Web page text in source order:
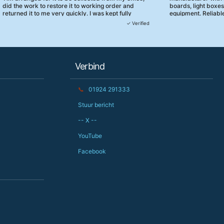
did the work to restore it to working order and
returned it to me very quickly. I was kept fully
informed and they turned up when they said they
✓ Verified
boards, light
equipment.
Verbind
📞 01924 291333
Stuur bericht
-- X --
YouTube
Facebook